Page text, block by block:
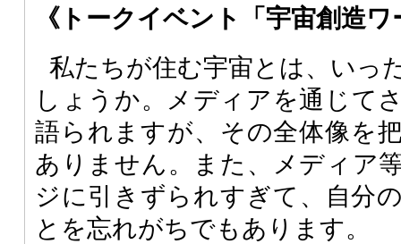
《トークイベント「宇宙創造
私たちが住む宇宙とは、いっ
しょうか。メディアを通じて
語られますが、その全体像を
ありません。また、メディア
ジに引きずられすぎて、自分
とを忘れがちでもあります。